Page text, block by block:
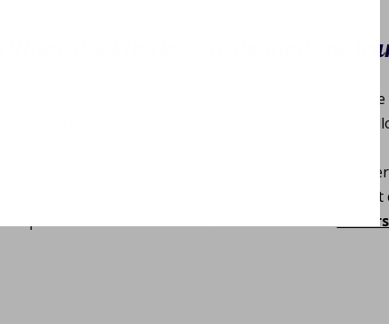
Village des Cigales – Le dynamisme
Niché dans un écrin de verdure, entouré de vignes et
atmosphère typiquement méridionale : le chant des
Le parc comprend trois piscines avec toboggans, des
restaurant avec terrasse. Les maisons de vacances
Cahors